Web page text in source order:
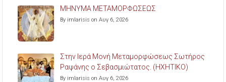
ΜΗΝΥΜΑ ΜΕΤΑΜΟΡΦΩΣΕΩΣ
By imlarisis on Αυγ 6, 2026
Στην Ιερά Μονή Μεταμορφώσεως Σωτήρος
Ραψάνης ο Σεβασμιώτατος. (ΗΧΗΤΙΚΟ)
By imlarisis on Αυγ 6, 2026